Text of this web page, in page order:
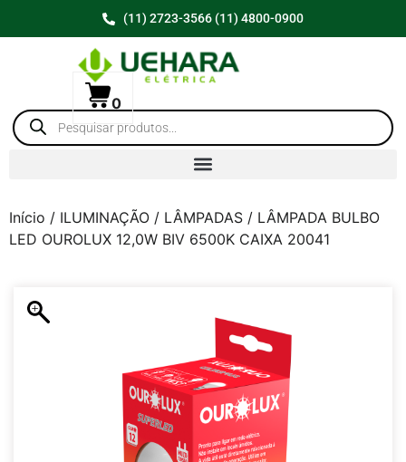
(11) 2723-3566 (11) 4800-0900
0
Início / ILUMINAÇÃO / LÂMPADAS / LÂMPADA BULBO
LED OUROLUX 12,0W BIV 6500K CAIXA 20041